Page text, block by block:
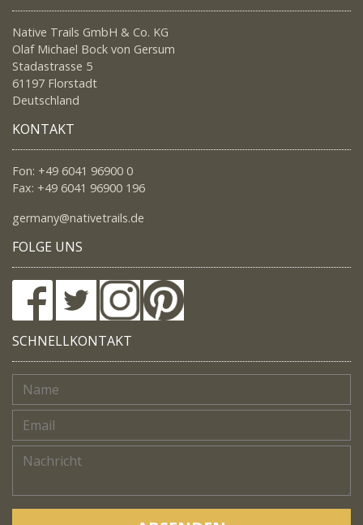
Native Trails GmbH & Co. KG
Olaf Michael Bock von Gersum
Stadastrasse 5
61197 Florstadt
Deutschland
KONTAKT
Fon: +49 6041 96900 0
Fax: +49 6041 96900 196
germany@nativetrails.de
FOLGE UNS
SCHNELLKONTAKT